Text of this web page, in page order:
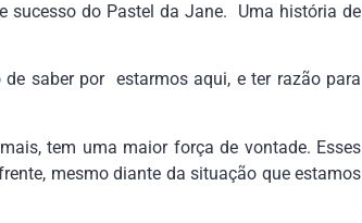
sucesso do Pastel da Jane. Uma história de
saber por estarmos aqui, e ter razão para
tem uma maior força de vontade. Esses
mesmo diante da situação que estamos